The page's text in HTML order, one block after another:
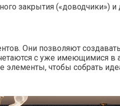
закрытия («доводчики») и
Они позволяют
с уже имеющимися в
чтобы собрать